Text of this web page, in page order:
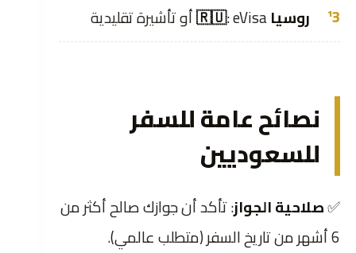
روسيا 🇷🇺: eVisa أو تأشيرة تقليدية
نصائح عامة للسفر
للسعوديين
✅صلاحية الجواز: تأكد أن جوازك صالح أكثر من
6 أشهر من تاريخ السفر (متطلب عالمي).